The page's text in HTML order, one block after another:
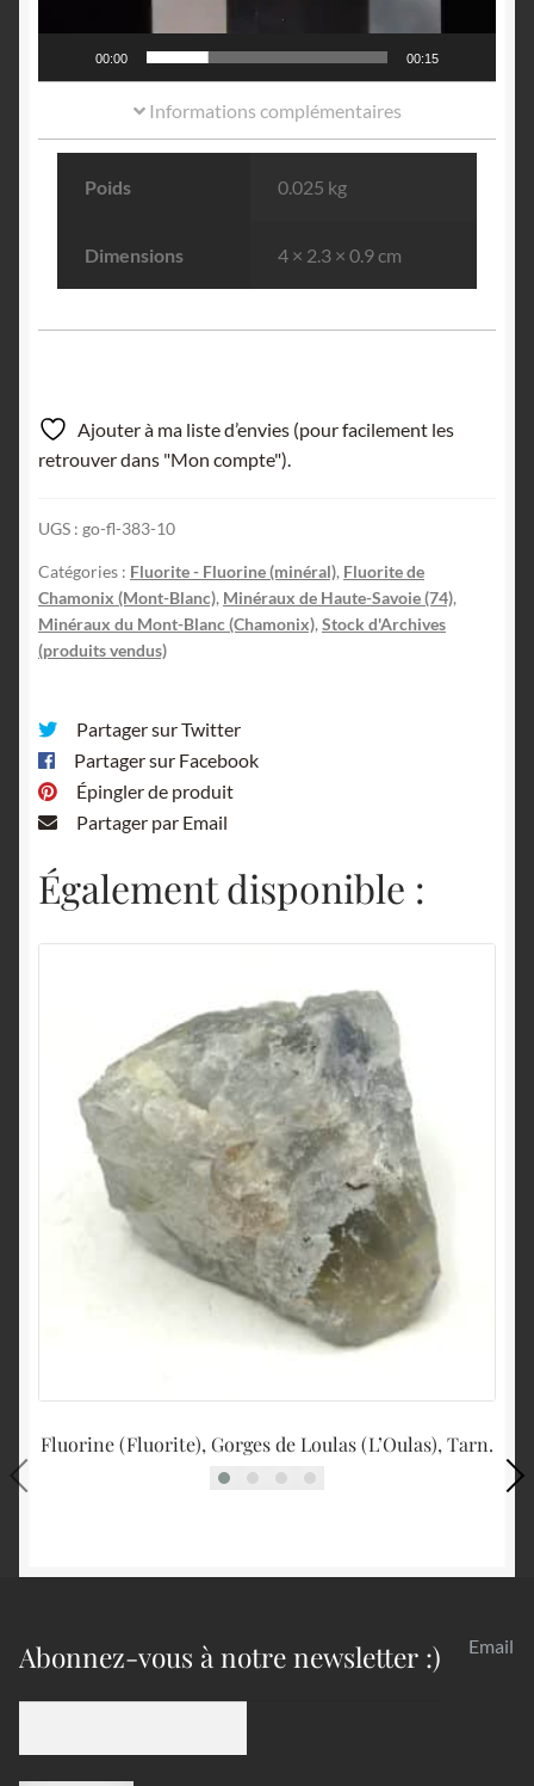
00:00 00:15
Informations complémentaires
Poids 0.025 kg
Dimensions 4 × 2.3 × 0.9 cm
Ajouter à ma liste d’envies (pour facilement les
retrouver dans "Mon compte").
UGS : go-fl-383-10
Catégories : Fluorite - Fluorine (minéral), Fluorite de
Chamonix (Mont-Blanc), Minéraux de Haute-Savoie (74),
Minéraux du Mont-Blanc (Chamonix), Stock d'Archives
(produits vendus)
Partager sur Twitter
Partager sur Facebook
Épingler de produit
Partager par Email
Également disponible :
Fluorine (Fluorite), Gorges de Loulas (L’Oulas), Tarn.
Abonnez-vous à notre newsletter :) Email